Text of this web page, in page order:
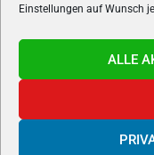
Einstellungen auf Wunsch
ALLE